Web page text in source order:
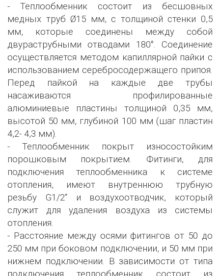
- Теплообменник состоит из бесшовных
медных труб Ø15 мм, с толщиной стенки 0,5
мм, которые соединены между собой
двураструбными отводами 180°. Соединение
осуществляется методом капиллярной пайки с
использованием серебросодержащего припоя.
Перед пайкой на каждые две трубы
насаживаются профилированные
алюминиевые пластины толщиной 0,35 мм,
высотой 50 мм, глубиной 100 мм (шаг пластин
4,2- 4,3 мм).
- Теплообменник покрыт износостойким
порошковым покрытием. Фитинги, для
подключения теплообменника к системе
отопления, имеют внутреннюю трубную
резьбу G1/2‘‘ и воздухоотводчик, который
служит для удаления воздуха из системы
отопления.
- Расстояние между осями фитингов от 50 до
250 мм при боковом подключении, и 50 мм при
нижнем подключении. В зависимости от типа